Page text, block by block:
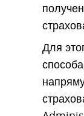
Для